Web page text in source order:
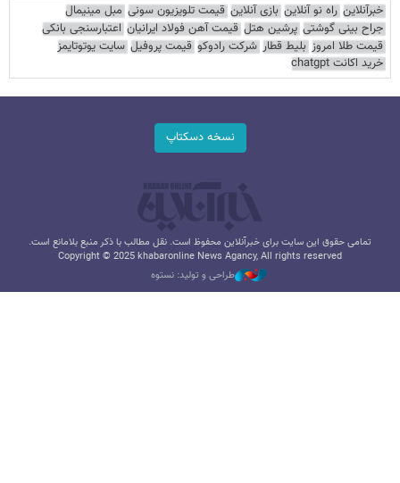
خبرآنلاین راه نو آنلاین بازی آنلاین قیمت تلویزیون سونی مبل مینیمال
جراح بینی گوشتی پرشین هتل قیمت آهن فولاد ایرانیان اعتبارسنجی بانکی
قیمت طلا امروز بلیط قطار شرکت رادوکو قیمت پروفیل سایت یوتوتایمز
خرید اکانت chatgpt
نسخه دسکتاپ
تمامی حقوق این سایت برای خبرآنلاین محفوظ است. نقل مطالب با ذکر منبع بلامانع است.
Copyright © 2025 khabaronline News Agancy, All rights reserved
طراحی و تولید: نستوه